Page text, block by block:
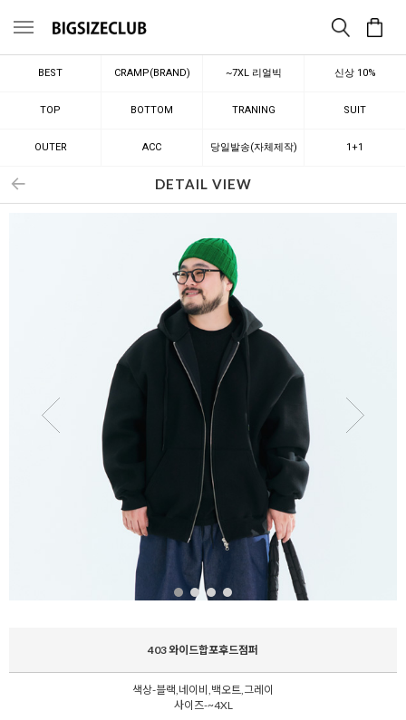
메뉴
BEST CRAMP(BRAND) ~7XL 리얼빅 신상 10%
TOP BOTTOM TRANING SUIT
OUTER ACC 당일발송(자체제작) 1+1
DETAIL VIEW
403 와이드합포후드점퍼
색상-블랙,네이비,백오트,그레이
사이즈-~4XL